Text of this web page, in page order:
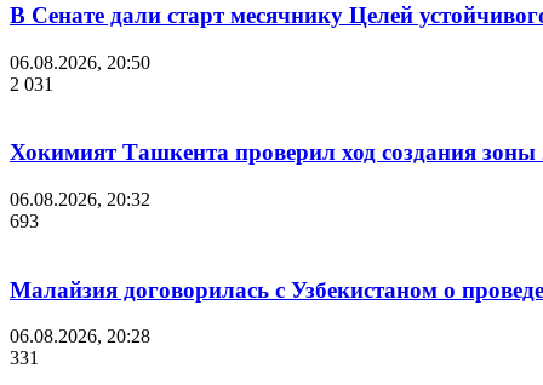
В Сенате дали старт месячнику Целей
06.08.2026, 20:50
2 031
Хокимият Ташкента проверил ход создания зоны
06.08.2026, 20:32
693
Малайзия договорилась с Узбекистаном о
06.08.2026, 20:28
331